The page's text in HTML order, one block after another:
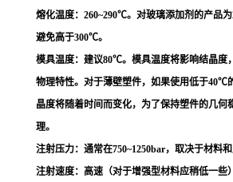
熔化温度：260~290℃。对玻璃添加剂的产品
避免高于300℃。
模具温度：建议80℃。模具温度将影响结晶度
物理特性。对于薄壁塑件，如果使用低于40℃
晶度将随着时间而变化，为了保持塑件的几何
理。
注射压力：通常在750~1250bar，取决于材
注射速度：高速（对于增强型材料应稍低